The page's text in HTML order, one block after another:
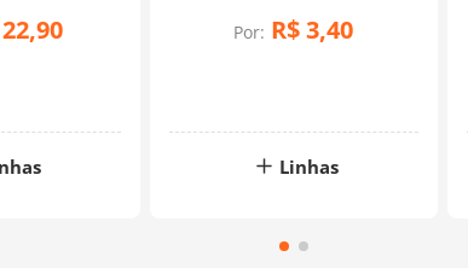
22,90 Por: R$ 3,40
Linhas